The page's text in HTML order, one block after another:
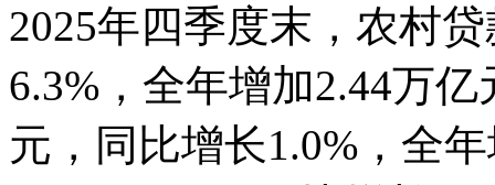
2025年四季度末，农村
6.3%，全年增加2.44万
元，同比增长1.0%，全